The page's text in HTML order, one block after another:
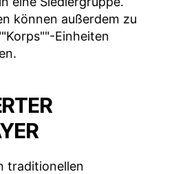
können außerdem zu
Einheiten
traditionellen